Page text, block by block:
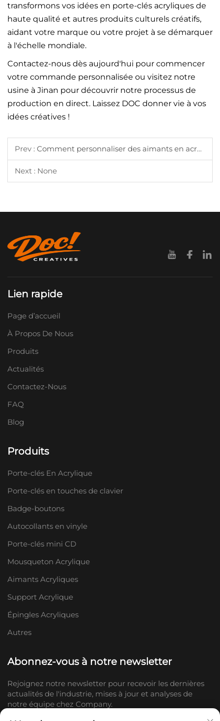
transformons vos idées en porte-clés acryliques de
haute qualité et autres produits culturels créatifs,
aidant votre marque ou votre projet à se démarquer
à l'échelle mondiale.
Contactez-nous dès aujourd'hui pour commencer
votre commande personnalisée ou visitez notre
usine à Jinan pour découvrir notre processus de
production en direct. Laissez DOC donner vie à vos
idées créatives !
Prev : Comment personnaliser des aimants en acrylique transparent avec impression ?
Next : None
Lien rapide
Page d’accueil
À Propos De Nous
Produits
Actualités
Contactez-Nous
FAQ
Blog
Produits
Porte-clés En Acrylique
Porte-clés en touches de clavier
Badge-boutons
Autocollants en vinyle
Porte-clés mini CD
Mousqueton Acrylique
Aimants Acryliques
Support Acrylique
Épingles Acryliques
Autres
Abonnez-vous à notre newsletter
Rejoignez notre newsletter pour recevoir les dernières
actualités de l'industrie, mises à jour et analyses de
notre équipe chez Company.